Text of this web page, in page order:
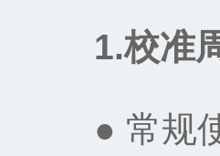
1.校准
● 常规使